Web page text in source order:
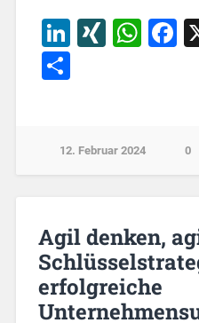
LinkedIn
XING
Teilen
12. Februar 2024 0
Agil denken,
erfolgreiche